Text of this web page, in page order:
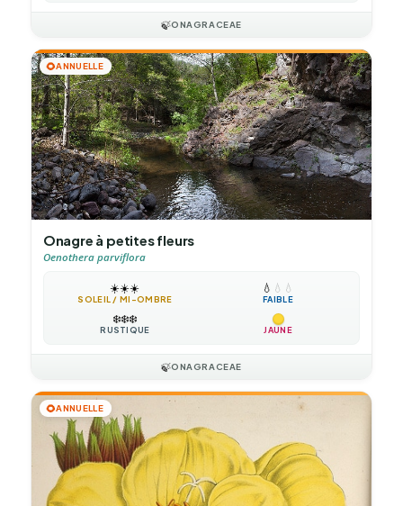
🍃ONAGRACEAE
🌻ANNUELLE
Onagre à petites fleurs
Oenothera parviflora
☀️☀️☀️
SOLEIL / MI-OMBRE
💧 💧 💧
FAIBLE
❄️❄️❄️
RUSTIQUE JAUNE
🍃ONAGRACEAE
🌻ANNUELLE